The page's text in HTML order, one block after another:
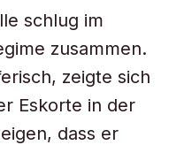
schlug im
zusammen.
zeigte sich
Eskorte in der
dass er